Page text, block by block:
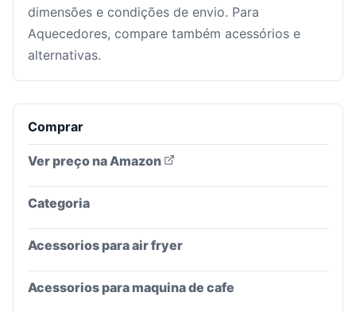
dimensões e condições de envio. Para
Aquecedores, compare também acessórios e
alternativas.
Comprar
Ver preço na Amazon
Categoria
Acessorios para air fryer
Acessorios para maquina de cafe